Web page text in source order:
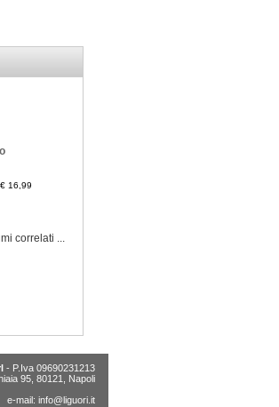
16,99
correlati ...
- P.Iva 09690231213
95, 80121, Napoli
e-mail: info@liguori.it